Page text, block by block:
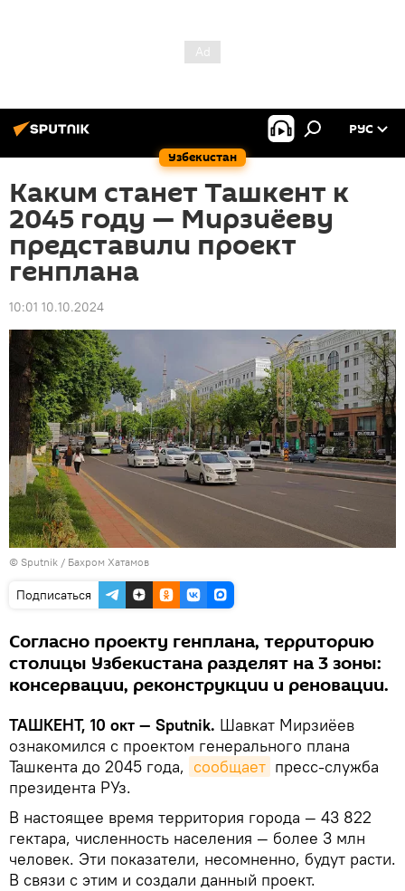
Узбекистан
РУС
Каким станет Ташкент к
2045 году — Мирзиёеву
представили проект
генплана
10:01 10.10.2024
© Sputnik / Бахром Хатамов
Подписаться
Согласно проекту генплана, территорию
столицы Узбекистана разделят на 3 зоны:
консервации, реконструкции и реновации.
ТАШКЕНТ, 10 окт — Sputnik. Шавкат Мирзиёев
ознакомился с проектом генерального плана
Ташкента до 2045 года, сообщает пресс-служба
президента РУз.
В настоящее время территория города — 43 822
гектара, численность населения — более 3 млн
человек. Эти показатели, несомненно, будут расти.
В связи с этим и создали данный проект.